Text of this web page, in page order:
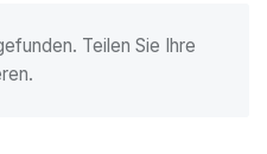
Teilen Sie Ihre